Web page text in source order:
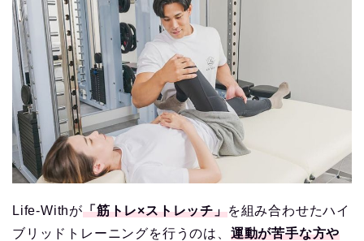
Life-Withが「筋トレ×ストレッチ」を組み合わせたハイ
ブリッドトレーニングを行うのは、 運動が苦手な方や